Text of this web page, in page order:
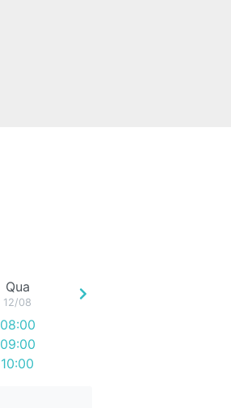
Qua
12/08
08:00
09:00
10:00